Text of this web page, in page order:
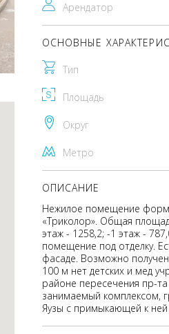
Арендатор
ОСНОВНЫЕ
Тип
Площадь
Округ
Метро
ОПИСАНИЕ
Нежилое помещение
«Триколор». Общая
этаж - 1258,2; -1 этаж -
помещение под отделку.
фасаде. Возможно
100 м нет детских и мед
районе пересечения пр-
занимаемый комплексом,
Яузы с примыкающей к